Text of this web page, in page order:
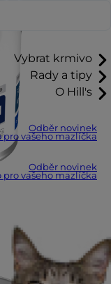
Vybrat krmivo
Rady a tipy
O Hill's
Odběr novinek
pro vašeho mazlíčka
Odběr novinek
pro vašeho mazlíčka